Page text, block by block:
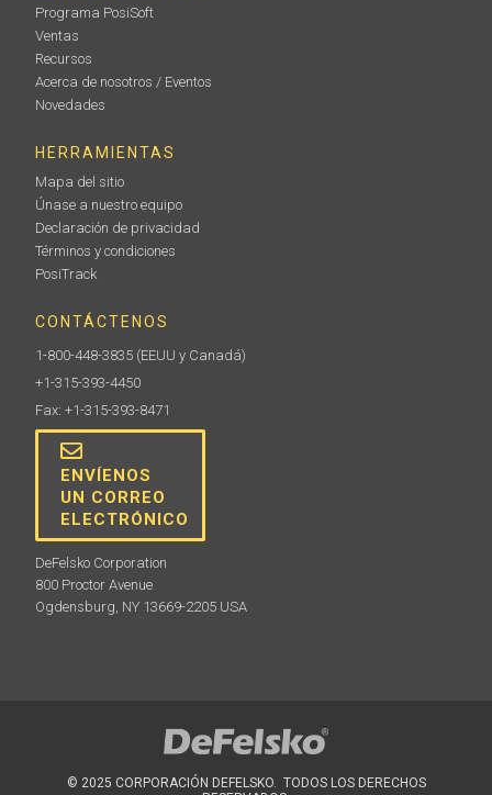
Programa PosiSoft
Ventas
Recursos
Acerca de nosotros / Eventos
Novedades
HERRAMIENTAS
Mapa del sitio
Únase a nuestro equipo
Declaración de privacidad
Términos y condiciones
PosiTrack
CONTÁCTENOS
1-800-448-3835 (EEUU y Canadá)
+1-315-393-4450
Fax: +1-315-393-8471
ENVÍENOS
UN CORREO
ELECTRÓNICO
DeFelsko Corporation
800 Proctor Avenue
Ogdensburg, NY 13669-2205 USA
© 2025 CORPORACIÓN DEFELSKO. TODOS LOS DERECHOS